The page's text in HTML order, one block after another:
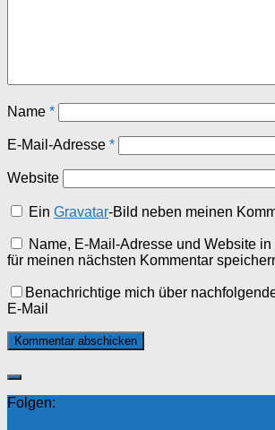
Name *
E-Mail-Adresse *
Website
EinGravatar-Bild neben meinen
Name, E-Mail-Adresse und Website
für meinen nächsten Kommentar
Benachrichtige mich über
E-Mail
Folgen: